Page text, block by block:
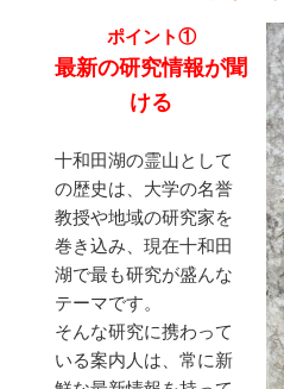
ポイント①
最新の研究情報が聞
ける
十和田湖の霊山として
の歴史は、大学の名誉
教授や地域の研究家を
巻き込み、現在十和田
湖で最も研究が盛んな
テーマです。
そんな研究に携わって
いる案内人は、常に新